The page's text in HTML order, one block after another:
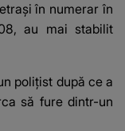
în numerar în
au mai stabilit
polițist după ce a
să fure dintr-un